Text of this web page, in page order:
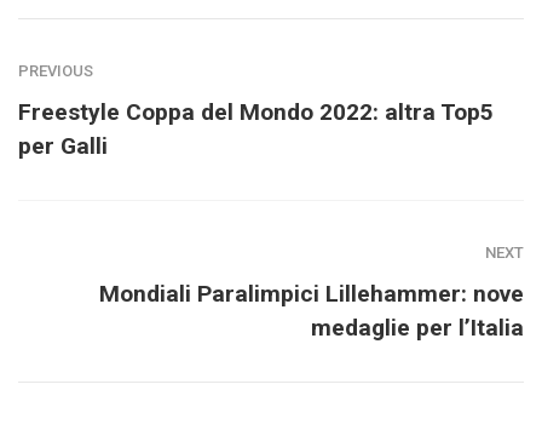
PREVIOUS
Freestyle Coppa del Mondo 2022: altra Top5
per Galli
NEXT
Mondiali Paralimpici Lillehammer: nove
medaglie per l’Italia